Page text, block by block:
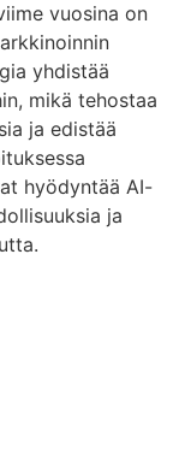
vuosina on
yhdistää
mikä tehostaa
ja edistää
hyödyntää AI-
ja